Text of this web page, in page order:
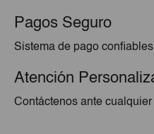
Pagos Seguro
Sistema de pago confiables
Atención
Contáctenos ante